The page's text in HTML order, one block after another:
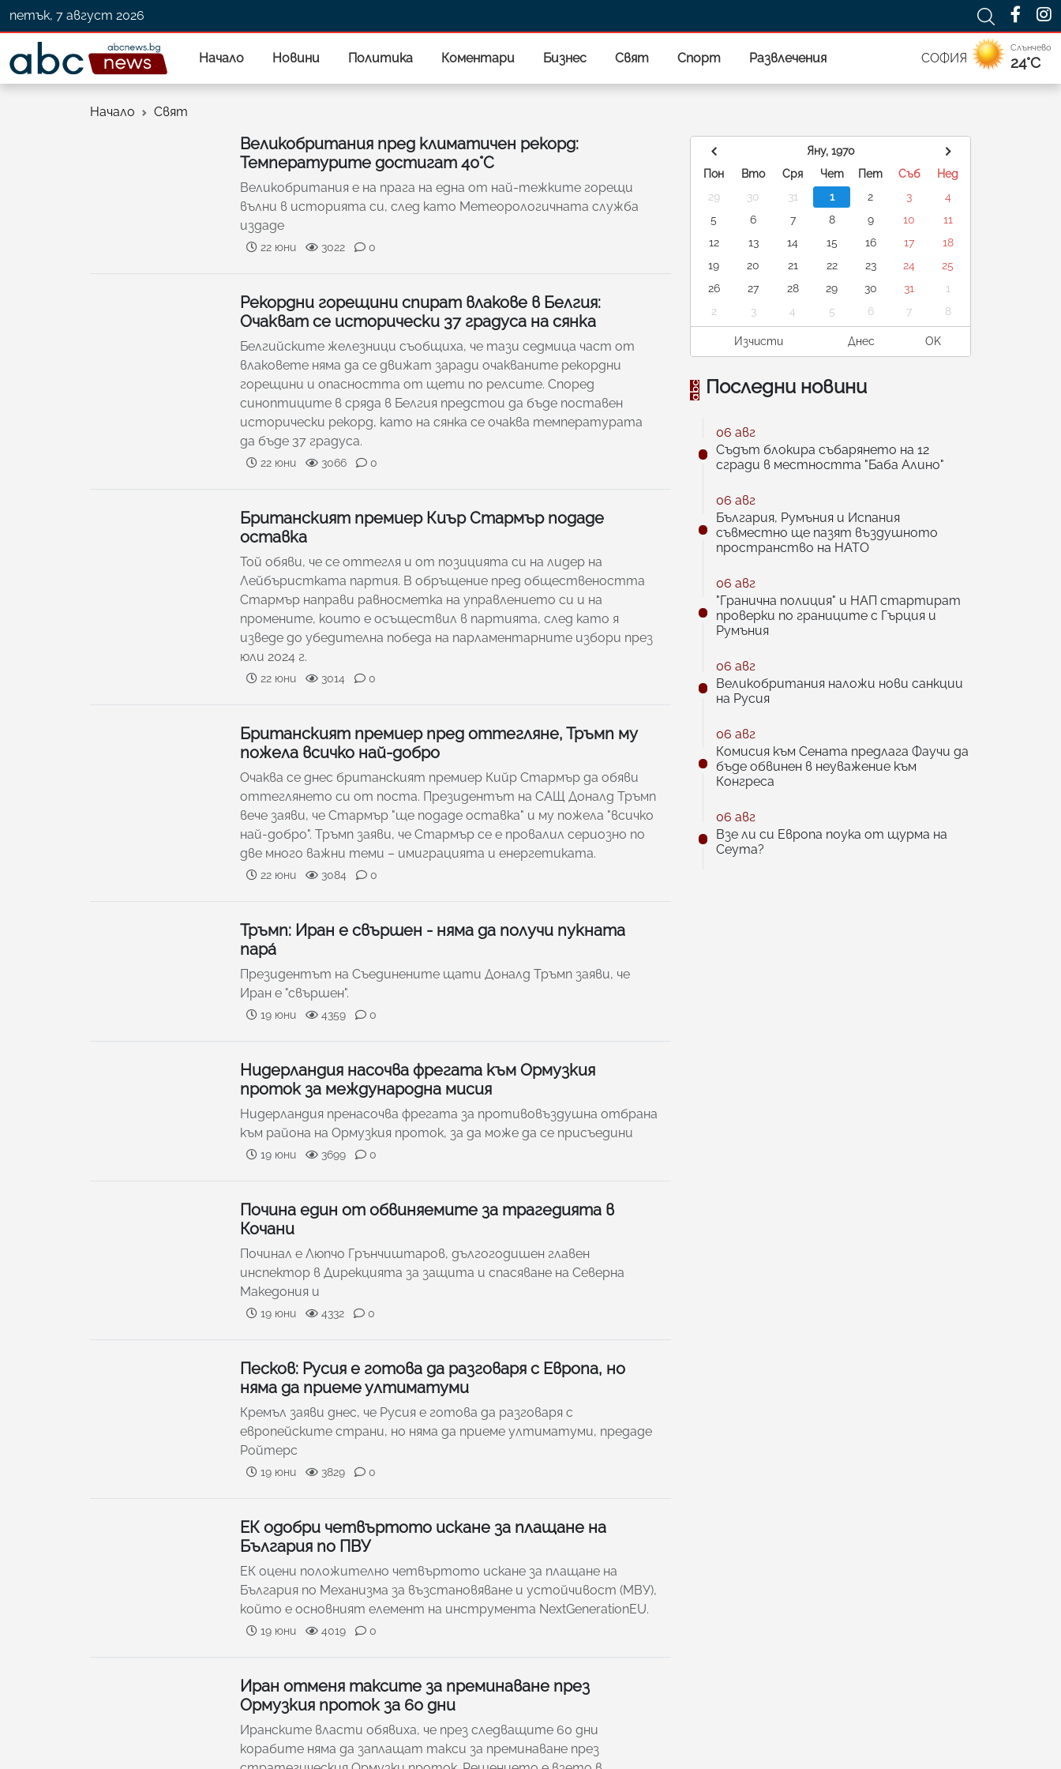
петък, 7 август 2026
Начало Новини Политика Коментари Бизнес Свят Спорт Развлечения СОФИЯ
Слънчево
24°C
Начало Свят
Великобритания пред климатичен рекорд:
Температурите достигат 40°C
Великобритания е на прага на една от най-тежките горещи
вълни в историята си, след като Метеорологичната служба
издаде
22 юни 3022 0
Рекордни горещини спират влакове в Белгия:
Очакват се исторически 37 градуса на сянка
Белгийските железници съобщиха, че тази седмица част от
влаковете няма да се движат заради очакваните рекордни
горещини и опасността от щети по релсите. Според
синоптиците в сряда в Белгия предстои да бъде поставен
исторически рекорд, като на сянка се очаква температурата
да бъде 37 градуса.
22 юни 3066 0
Британският премиер Киър Стармър подаде
оставка
Той обяви, че се оттегля и от позицията си на лидер на
Лейбъристката партия. В обръщение пред обществеността
Стармър направи равносметка на управлението си и на
промените, които е осъществил в партията, след като я
изведе до убедителна победа на парламентарните избори през
юли 2024 г.
22 юни 3014 0
Британският премиер пред оттегляне, Тръмп му
пожела всичко най-добро
Очаква се днес британският премиер Кийр Стармър да обяви
оттеглянето си от поста. Президентът на САЩ Доналд Тръмп
вече заяви, че Стармър "ще подаде оставка" и му пожела "всичко
най-добро". Тръмп заяви, че Стармър се е провалил сериозно по
две много важни теми – имиграцията и енергетиката.
22 юни 3084 0
Тръмп: Иран е свършен - няма да получи пукната
парá
Президентът на Съединените щати Доналд Тръмп заяви, че
Иран е "свършен".
19 юни 4359 0
Нидерландия насочва фрегата към Ормузкия
проток за международна мисия
Нидерландия пренасочва фрегата за противовъздушна отбрана
към района на Ормузкия проток, за да може да се присъедини
19 юни 3699 0
Почина един от обвиняемите за трагедията в
Кочани
Починал е Люпчо Грънчиштаров, дългогодишен главен
инспектор в Дирекцията за защита и спасяване на Северна
Македония и
19 юни 4332 0
Песков: Русия е готова да разговаря с Европа, но
няма да приеме ултиматуми
Кремъл заяви днес, че Русия е готова да разговаря с
европейските страни, но няма да приеме ултиматуми, предаде
Ройтерс
19 юни 3829 0
ЕК одобри четвъртото искане за плащане на
България по ПВУ
ЕК оцени положително четвъртото искане за плащане на
България по Механизма за възстановяване и устойчивост (МВУ),
който е основният елемент на инструмента NextGenerationEU.
19 юни 4019 0
Иран отменя таксите за преминаване през
Ормузкия проток за 60 дни
Иранските власти обявиха, че през следващите 60 дни
корабите няма да заплащат такси за преминаване през
Яну, 1970
Пон
Вто Сря Чет Пет Съб
Нед
29
30 31 1 2 3
4
5
6 7 8 9 10
11
12
13 14 15 16 17
18
19
20 21 22 23 24
25
26
27 28 29 30 31
1
2
3 4 5 6 7 8
Изчисти Днес OK
Последни новини
06 авг
Съдът блокира събарянето на 12
сгради в местността "Баба Алино"
06 авг
България, Румъния и Испания
съвместно ще пазят въздушното
пространство на НАТО
06 авг
"Гранична полиция" и НАП стартират
проверки по границите с Гърция и
Румъния
06 авг
Великобритания наложи нови санкции
на Русия
06 авг
Комисия към Сената предлага Фаучи да
бъде обвинен в неуважение към
Конгреса
06 авг
Взе ли си Европа поука от щурма на
Сеута?